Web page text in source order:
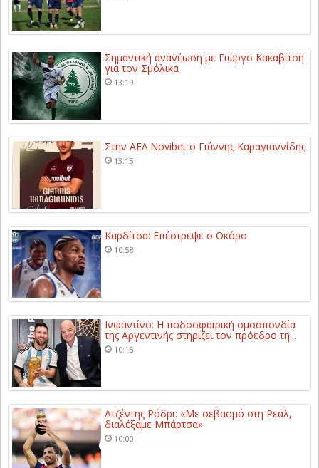
Σημαντική ανανέωση με Γιώργο Κακαβίτση
για τον Σμόλικα
13:19
Στην ΑΕΛ Novibet ο Γιάννης Καραγιαννίδης
13:15
Καρδίτσα: Επέστρεψε ο Οκόρο
10:58
Ινφαντίνο: Η ποδοσφαιρική ομοσπονδία
της Αργεντινής στηρίζει τον πρόεδρο τη...
10:15
Ατζέντης Ρόδρι: «Με σεβασμό στη Ρεάλ,
διαλέξαμε Μπάρτσα»
10:00